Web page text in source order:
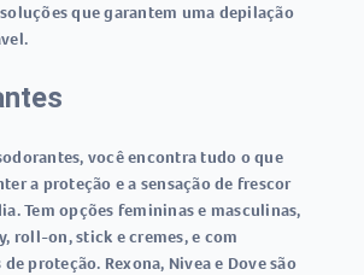
que garantem uma depilação
você encontra tudo o que
a proteção e a sensação de frescor
Tem opções femininas e masculinas,
roll-on, stick e cremes, e com
proteção. Rexona, Nivea e Dove são